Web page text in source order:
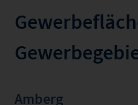
Amberg